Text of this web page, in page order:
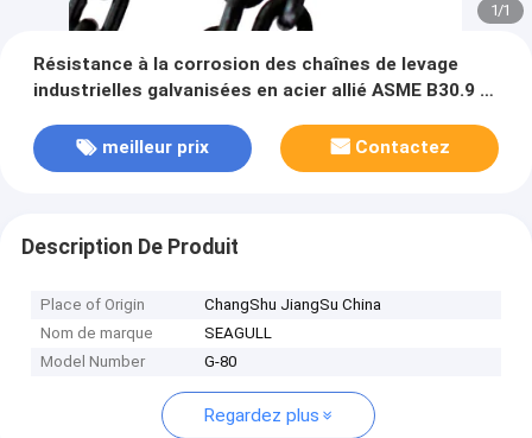
1/1
Résistance à la corrosion des chaînes de levage
industrielles galvanisées en acier allié ASME B30.9 /
meilleur prix
Contactez
Description De Produit
Place of Origin
ChangShu JiangSu China
Nom de marque
SEAGULL
Model Number
G-80
Regardez plus